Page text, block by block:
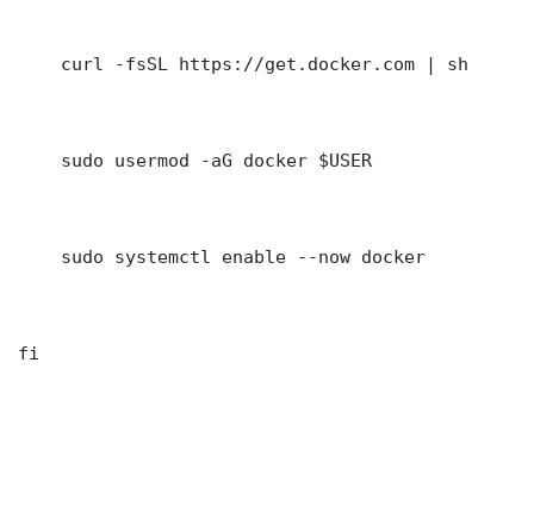
    curl -fsSL https://get.docker.com | sh
    sudo usermod -aG docker $USER
    sudo systemctl enable --now docker
fi